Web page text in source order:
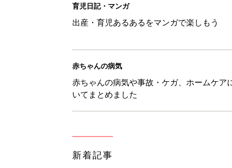
育児日記・マンガ
出産・育児あるあるをマンガで楽しもう
赤ちゃんの病気
赤ちゃんの病気や事故・ケガ、ホームケア
いてまとめました
新着記事